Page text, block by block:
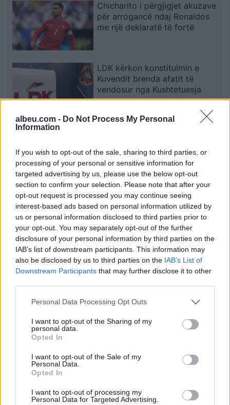
albeu.com - Do Not Process My Personal
Information
If you wish to opt-out of the sale, sharing to third parties, or
processing of your personal or sensitive information for
targeted advertising by us, please use the below opt-out
section to confirm your selection. Please note that after your
opt-out request is processed you may continue seeing
interest-based ads based on personal information utilized by
us or personal information disclosed to third parties prior to
your opt-out. You may separately opt-out of the further
disclosure of your personal information by third parties on the
IAB’s list of downstream participants. This information may
also be disclosed by us to third parties on the IAB’s List of
Downstream Participants that may further disclose it to other
Personal Data Processing Opt Outs
I want to opt-out of the Sharing of my
personal data.
Opted In
I want to opt-out of the Sale of my
Personal Data.
Opted In
I want to opt-out of processing my
Personal Data for Targeted Advertising.
Chicharito i përgjigjet akuzave
për arrogancë ndaj Ronaldos
me një deklaratë të fortë
LDK kërkon konstituimin e
Kuvendit brenda afatit të
vendosur nga Kushtetuesja
dyshuar për krime lufte
Esim for Global
Esim for USA|Esim for Italy| Esim for Spain|Esim